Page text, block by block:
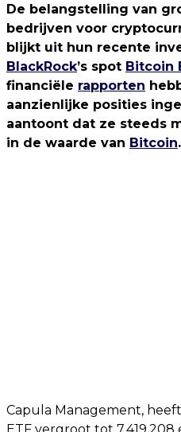
De belangstelling van
bedrijven voor
blijkt uit hun recente
BlackRock’s spot Bitcoin
financiële rapporten
aanzienlijke posities
aantoont dat ze steeds
in de waarde van Bitcoin.
Capula Management,